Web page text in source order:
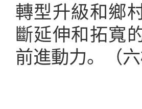
轉型升級和鄉
斷延伸和拓寬
前進動力。（